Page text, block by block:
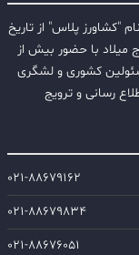
"کشاورز پلاس" از تاریخ
در برج میلاد با حضور بیش از
کشوری و لشگری
رسانی و ترویج
۰۲۱-۸۸۶۷۹۱۶۲
۰۲۱-۸۸۶۷۹۸۳۴
۰۲۱-۸۸۶۷۶۰۵۱